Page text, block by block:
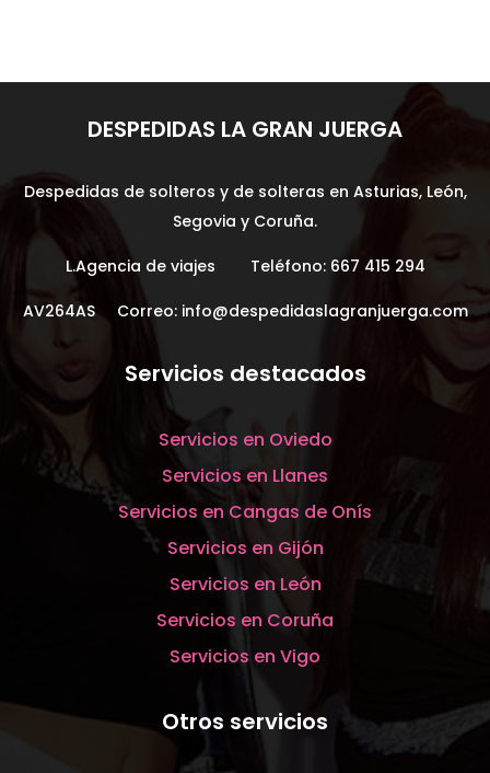
DESPEDIDAS LA GRAN JUERGA
Despedidas de solteros y de solteras en Asturias, León,
Segovia y Coruña.
L.Agencia de viajes Teléfono: 667 415 294
AV264AS Correo: info@despedidaslagranjuerga.com
Servicios destacados
Servicios en Oviedo
Servicios en Llanes
Servicios en Cangas de Onís
Servicios en Gijón
Servicios en León
Servicios en Coruña
Servicios en Vigo
Otros servicios